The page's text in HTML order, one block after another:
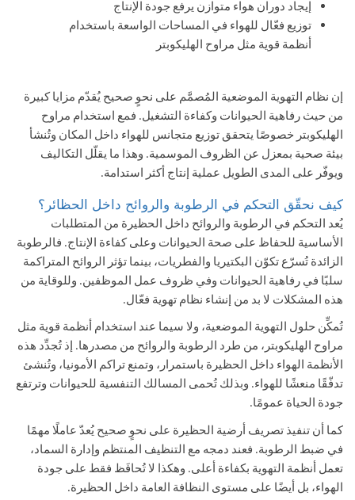
إيجاد دوران هواء متوازن يرفع جودة الإنتاج
توزيع فعّال للهواء في المساحات الواسعة باستخدام
أنظمة قوية مثل مراوح الهليكوبتر
إن نظام التهوية الموضعية المُصمَّم على نحوٍ صحيح يُقدّم مزايا كبيرة
من حيث رفاهية الحيوانات وكفاءة التشغيل. فمع استخدام مراوح
الهليكوبتر خصوصًا يتحقق توزيع متجانس للهواء داخل المكان وتُنشأ
بيئة صحية بمعزل عن الظروف الموسمية. وهذا ما يقلّل التكاليف
ويوفّر على المدى الطويل عملية إنتاج أكثر استدامة.
كيف نحقّق التحكم في الرطوبة والروائح داخل الحظائر؟
يُعد التحكم في الرطوبة والروائح داخل الحظيرة من المتطلبات
الأساسية للحفاظ على صحة الحيوانات وعلى كفاءة الإنتاج. فالرطوبة
الزائدة تُسرّع تكوّن البكتيريا والفطريات، بينما تؤثر الروائح المتراكمة
سلبًا في رفاهية الحيوانات وفي ظروف عمل الموظفين. وللوقاية من
هذه المشكلات لا بد من إنشاء نظام تهوية فعّال.
تُمكِّن حلول التهوية الموضعية، ولا سيما عند استخدام أنظمة قوية مثل
مراوح الهليكوبتر، من طرد الرطوبة والروائح من مصدرها. إذ تُجدِّد هذه
الأنظمة الهواء داخل الحظيرة باستمرار، وتمنع تراكم الأمونيا، وتُنشئ
تدفّقًا منعشًا للهواء. وبذلك تُحمى المسالك التنفسية للحيوانات وترتفع
جودة الحياة عمومًا.
كما أن تنفيذ تصريف أرضية الحظيرة على نحوٍ صحيح يُعدّ عاملًا مهمًا
في ضبط الرطوبة. فعند دمجه مع التنظيف المنتظم وإدارة السماد،
تعمل أنظمة التهوية بكفاءة أعلى. وهكذا لا تُحافَظ فقط على جودة
الهواء، بل أيضًا على مستوى النظافة العامة داخل الحظيرة.